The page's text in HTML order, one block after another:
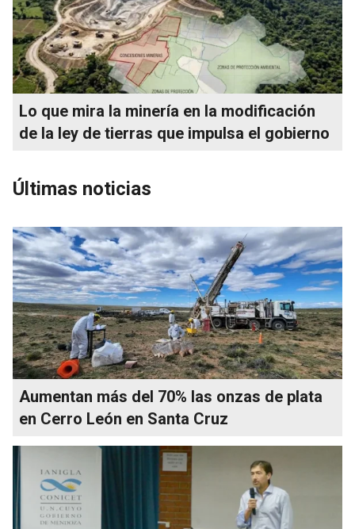
Lo que mira la minería en la modificación
de la ley de tierras que impulsa el gobierno
Últimas noticias
Aumentan más del 70% las onzas de plata
en Cerro León en Santa Cruz